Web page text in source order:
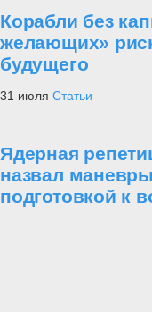
Корабли без
желающих»
будущего
31 июля Статьи
Ядерная
назвал
подготовкой к